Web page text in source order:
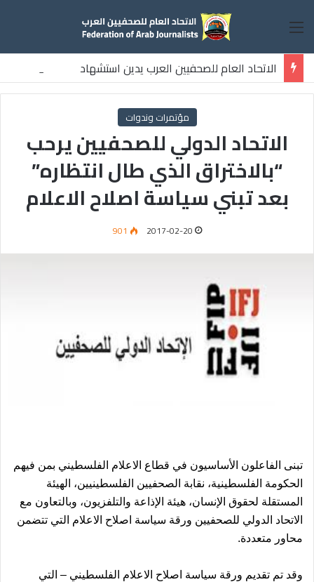
القائمة
الاتحاد العام للصحفيين العرب يدين استشهاد
ثلاثة صحفيين فلسطينيين باستهداف إسرائيلي وسط قطاع غزة
مؤتمرات وندوات
الاتحاد الدولي للصحفيين يرحب
“بالاختراق الذي طال انتظاره”
بعد تبني سياسة اصلاح الاعلام
2017-02-20
901
تبنى الفاعلون الأساسيون في قطاع الاعلام الفلسطيني بمن فيهم
الحكومة الفلسطينية، نقابة الصحفيين الفلسطينيين، الهيئة
المستقلة لحقوق الإنسان، هيئة الإذاعة والتلفزيون، وبالتعاون مع
الاتحاد الدولي للصحفيين ورقة سياسة اصلاح الاعلام التي تتضمن
محاور متعددة.
وقد تم تقديم ورقة سياسة اصلاح الاعلام الفلسطيني – التي